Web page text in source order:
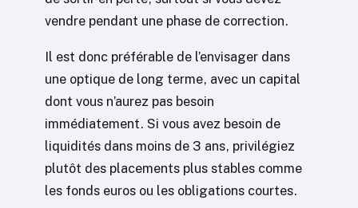
vendre pendant une phase de correction.
Il est donc préférable de l’envisager dans
une optique de long terme, avec un capital
dont vous n’aurez pas besoin
immédiatement. Si vous avez besoin de
liquidités dans moins de 3 ans, privilégiez
plutôt des placements plus stables comme
les fonds euros ou les obligations courtes.